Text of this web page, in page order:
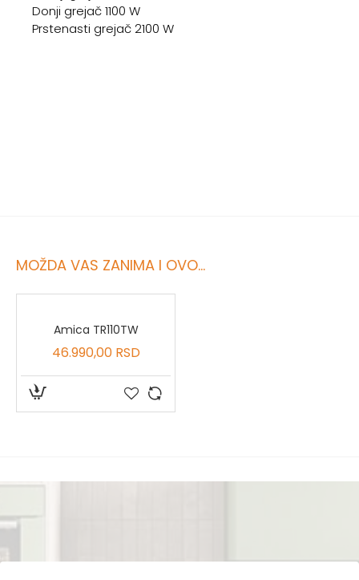
Donji grejač 1100 W
Prstenasti grejač 2100 W
MOŽDA VAS ZANIMA I OVO...
Amica TR110TW
46.990,00 RSD